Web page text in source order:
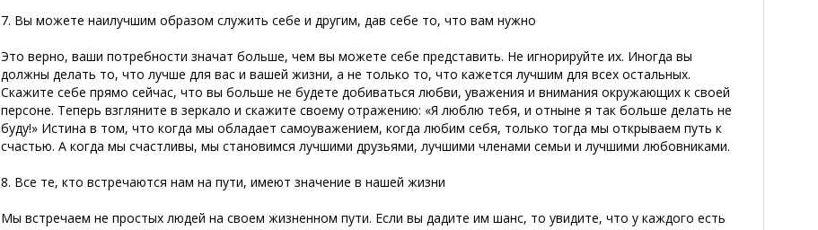
7. Вы можете наилучшим образом служить себе и другим, дав себе то, что вам нужно
Это верно, ваши потребности значат больше, чем вы можете себе представить. Не игнорируйте их. Иногда вы
должны делать то, что лучше для вас и вашей жизни, а не только то, что кажется лучшим для всех остальных.
Скажите себе прямо сейчас, что вы больше не будете добиваться любви, уважения и внимания окружающих к своей
персоне. Теперь взгляните в зеркало и скажите своему отражению: «Я люблю тебя, и отныне я так больше делать не
буду!» Истина в том, что когда мы обладает самоуважением, когда любим себя, только тогда мы открываем путь к
счастью. А когда мы счастливы, мы становимся лучшими друзьями, лучшими членами семьи и лучшими любовниками.
8. Все те, кто встречаются нам на пути, имеют значение в нашей жизни
Мы встречаем не простых людей на своем жизненном пути. Если вы дадите им шанс, то увидите, что у каждого есть